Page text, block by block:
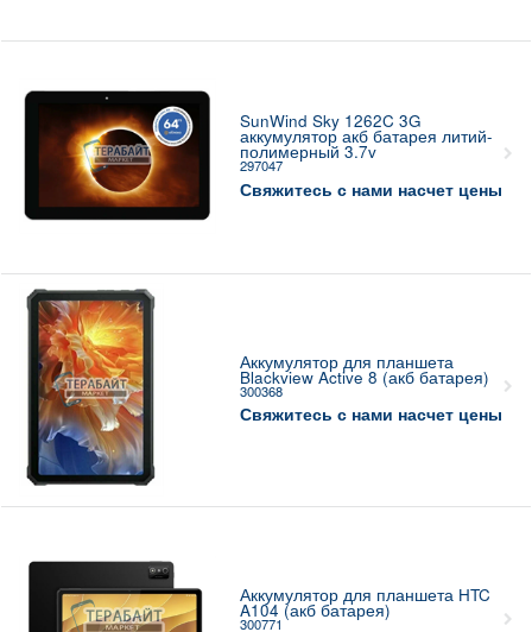
SunWind Sky 1262C 3G
аккумулятор акб батарея литий-
полимерный 3.7v
297047
Свяжитесь с нами насчет цены
Аккумулятор для планшета
Blackview Active 8 (акб батарея)
300368
Свяжитесь с нами насчет цены
Аккумулятор для планшета HTC
A104 (акб батарея)
300771